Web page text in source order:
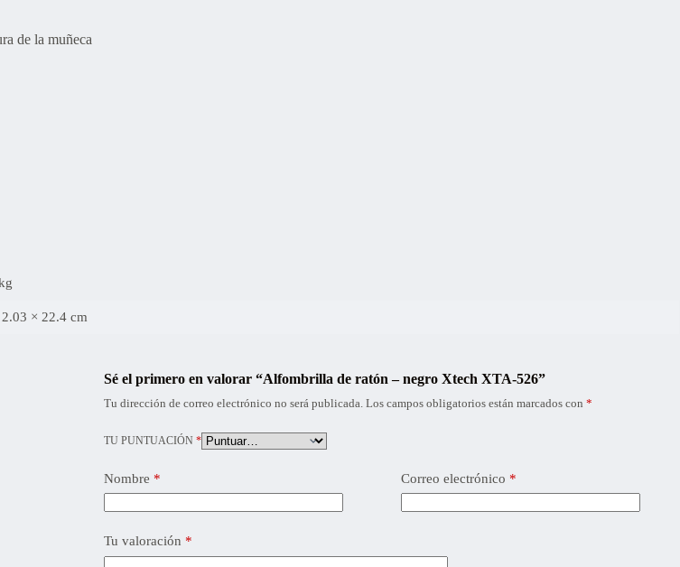
de la muñeca
× 22.4 cm
Sé el primero en valorar “Alfombrilla de ratón – negro Xtech XTA-526”
Tu dirección de correo electrónico no será publicada. Los campos obligatorios están marcados con *
TU PUNTUACIÓN *
Nombre * Correo electrónico *
Tu valoración *